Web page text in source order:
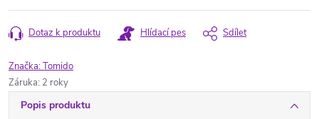
Dotaz k produktu Hlídací pes Sdílet
Značka:Tomido
Záruka: 2 roky
Popis produktu